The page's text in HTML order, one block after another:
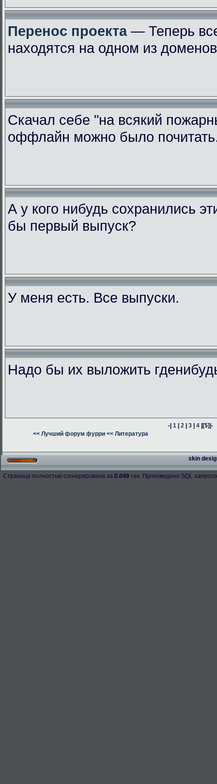
Перенос проекта— Теперь
находятся на одном из
Скачал себе "на всякий
оффлайн можно было
А у кого нибудь сохранились
бы первый выпуск?
У меня есть. Все выпуски.
Надо бы их выложить
-|1 |2 |3 |4 |[5]|-
<< Лучший форум фурри << Литература
skin
Страница полностью сгенерирована за 0.049 сек. Произведено SQL